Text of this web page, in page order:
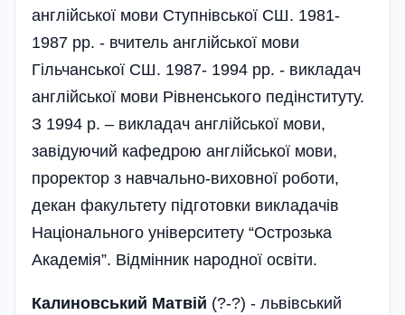
англійської мови Ступнівської СШ. 1981-
1987 рр. - вчитель англійської мови
Гільчанської СШ. 1987- 1994 рр. - викладач
англійської мови Рівненського педінституту.
З 1994 р. – викладач англійської мови,
завідуючий кафедрою англійської мови,
проректор з навчально-виховної роботи,
декан факультету підготовки викладачів
Національного університету “Острозька
Академія”. Відмінник народної освіти.
Калиновський Матвій (?-?) - львівський